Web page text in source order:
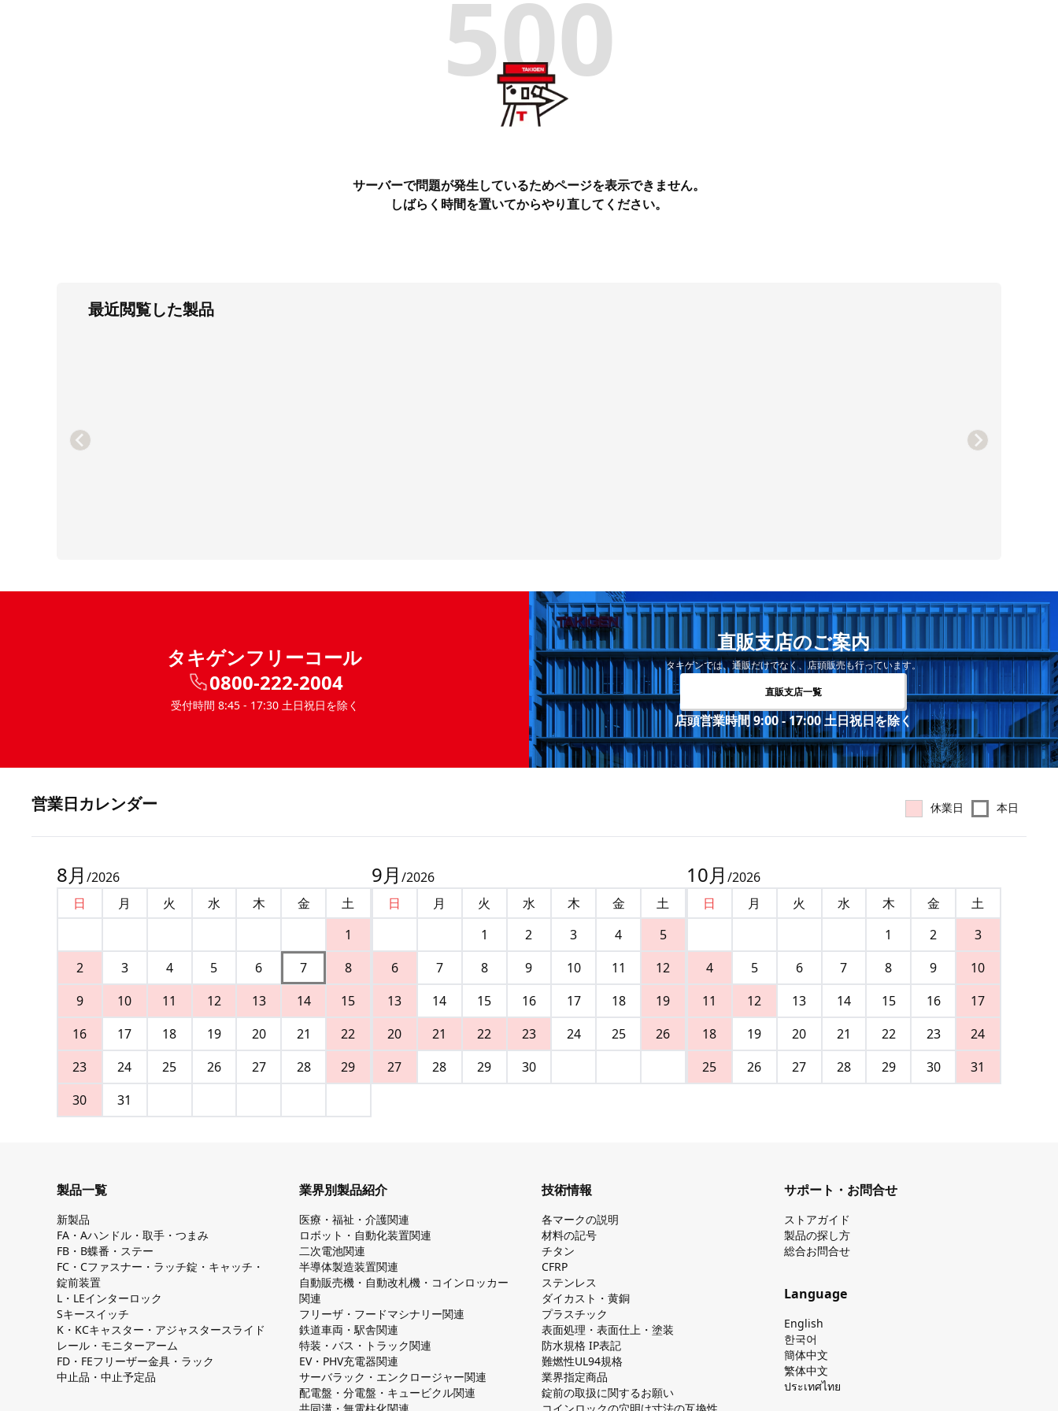
500
サーバーで問題が発生しているためページを表示できません。
しばらく時間を置いてからやり直してください。
最近閲覧した製品
タキゲンフリーコール
0800-222-2004
受付時間 8:45 - 17:30 土日祝日を除く
直販支店のご案内
タキゲンでは、通販だけでなく、店頭販売も行っています。
直販支店一覧
店頭営業時間 9:00 - 17:00 土日祝日を除く
営業⽇カレンダー 休業日 本日
8月 /2026
日
月 火 水 木 金
土
1
2
3 4 5 6 7
8
9
10 11 12 13 14
15
16
17 18 19 20 21
22
23
24 25 26 27 28
29
30
31
9月 /2026
日
月 火 水 木 金
土
1
2 3 4
5
6
7 8 9 10 11
12
13
14 15 16 17 18
19
20
21 22 23 24 25
26
27
28 29 30
10月 /2026
日
月 火 水 木 金
土
1
2
3
4
5 6 7 8 9
10
11
12 13 14 15 16
17
18
19 20 21 22 23
24
25
26 27 28 29 30 31
製品一覧
新製品
FA・Aハンドル・取手・つまみ
FB・B蝶番・ステー
FC・Cファスナー・ラッチ錠・キャッチ・
錠前装置
L・LEインターロック
Sキースイッチ
K・KCキャスター・アジャスタースライド
レール・モニターアーム
FD・FEフリーザー金具・ラック
中止品・中止予定品
業界別製品紹介
医療・福祉・介護関連
ロボット・自動化装置関連
二次電池関連
半導体製造装置関連
自動販売機・自動改札機・コインロッカー
関連
フリーザ・フードマシナリー関連
鉄道車両・駅舎関連
特装・バス・トラック関連
EV・PHV充電器関連
サーバラック・エンクロージャー関連
配電盤・分電盤・キュービクル関連
技術情報
各マークの説明
材料の記号
チタン
CFRP
ステンレス
ダイカスト・⻩銅
プラスチック
表面処理・表面仕上・塗装
防⽔規格 IP表記
難燃性UL94規格
業界指定商品
錠前の取扱に関するお願い
サポート・お問合せ
ストアガイド
製品の探し⽅
総合お問合せ
Language
English
한국어
簡体中文
繁体中文
ประเทศไทย